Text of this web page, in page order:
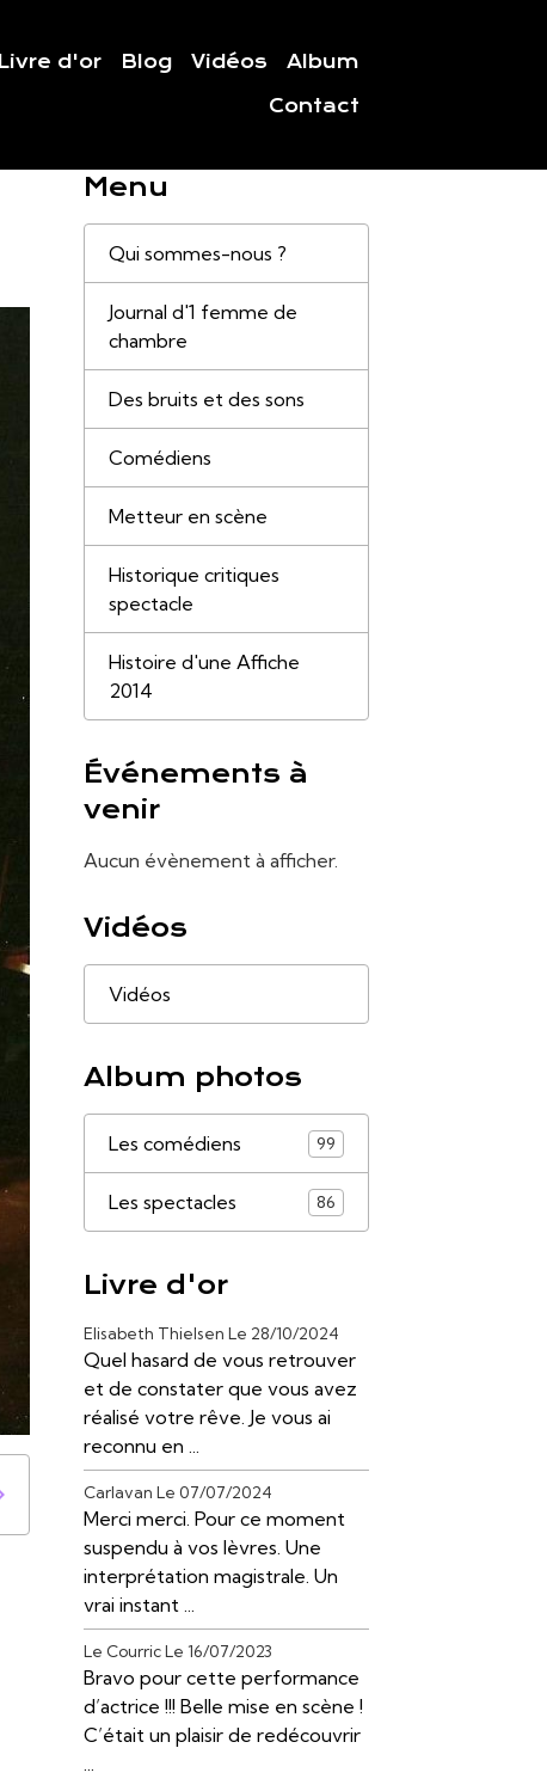
Livre d'or Blog Vidéos Album
Contact
Menu
Qui sommes-nous ?
Journal d'1 femme de
chambre
Des bruits et des sons
Comédiens
Metteur en scène
Historique critiques
spectacle
Histoire d'une Affiche
2014
Événements à
venir
Aucun évènement à afficher.
Vidéos
Vidéos
Album photos
Les comédiens 99
Les spectacles 86
Livre d'or
Elisabeth Thielsen Le 28/10/2024
Quel hasard de vous retrouver
et de constater que vous avez
réalisé votre rêve. Je vous ai
reconnu en ...
Carlavan Le 07/07/2024
Merci merci. Pour ce moment
suspendu à vos lèvres. Une
interprétation magistrale. Un
vrai instant ...
Le Courric Le 16/07/2023
Bravo pour cette performance
d’actrice !!! Belle mise en scène !
C’était un plaisir de redécouvrir
...